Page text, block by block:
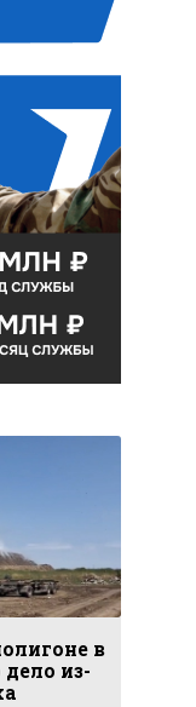
в
из-